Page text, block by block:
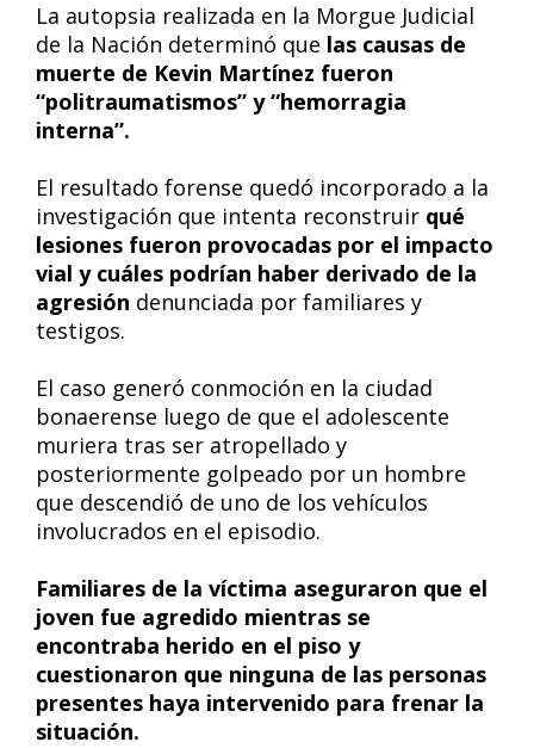
La autopsia realizada en la Morgue Judicial
de la Nación determinó que las causas de
muerte de Kevin Martínez fueron
“politraumatismos” y “hemorragia
interna”.
El resultado forense quedó incorporado a la
investigación que intenta reconstruir qué
lesiones fueron provocadas por el impacto
vial y cuáles podrían haber derivado de la
agresión denunciada por familiares y
testigos.
El caso generó conmoción en la ciudad
bonaerense luego de que el adolescente
muriera tras ser atropellado y
posteriormente golpeado por un hombre
que descendió de uno de los vehículos
involucrados en el episodio.
Familiares de la víctima aseguraron que el
joven fue agredido mientras se
encontraba herido en el piso y
cuestionaron que ninguna de las personas
presentes haya intervenido para frenar la
situación.